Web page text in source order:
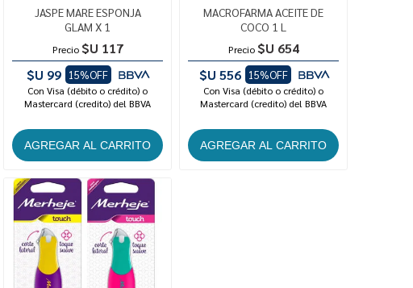
JASPE MARE ESPONJA
GLAM X 1
Precio $U 117
$U 99 15%OFF
Con Visa (débito o crédito) o
Mastercard (credito) del BBVA
MACROFARMA ACEITE DE
COCO 1 L
Precio $U 654
$U 556
15%OFF
Con Visa (débito o crédito) o
Mastercard (credito) del BBVA